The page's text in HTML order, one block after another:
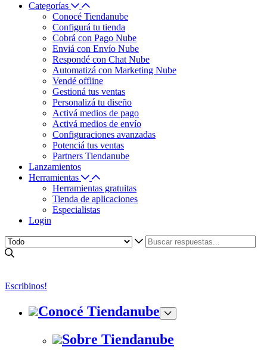
Categorías
Conocé Tiendanube
Configurá tu tienda
Cobrá con Pago Nube
Enviá con Envío Nube
Respondé con Chat Nube
Automatizá con Marketing Nube
Vendé offline
Gestioná tus ventas
Personalizá tu diseño
Activá medios de pago
Activá medios de envío
Configuraciones avanzadas
Potenciá tus ventas
Partners Tiendanube
Lanzamientos
Herramientas
Herramientas gratuitas
Tienda de aplicaciones
Especialistas
Login
Escribinos!
Conocé Tiendanube
Sobre Tiendanube